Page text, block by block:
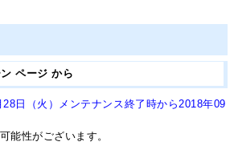
ページ から
28日（火）メンテナンス終了時から2018年09
能性がございます。